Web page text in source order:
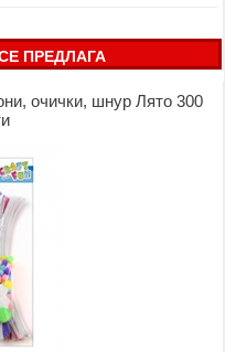
ПРЕДЛАГА
очички, шнур Лято 300